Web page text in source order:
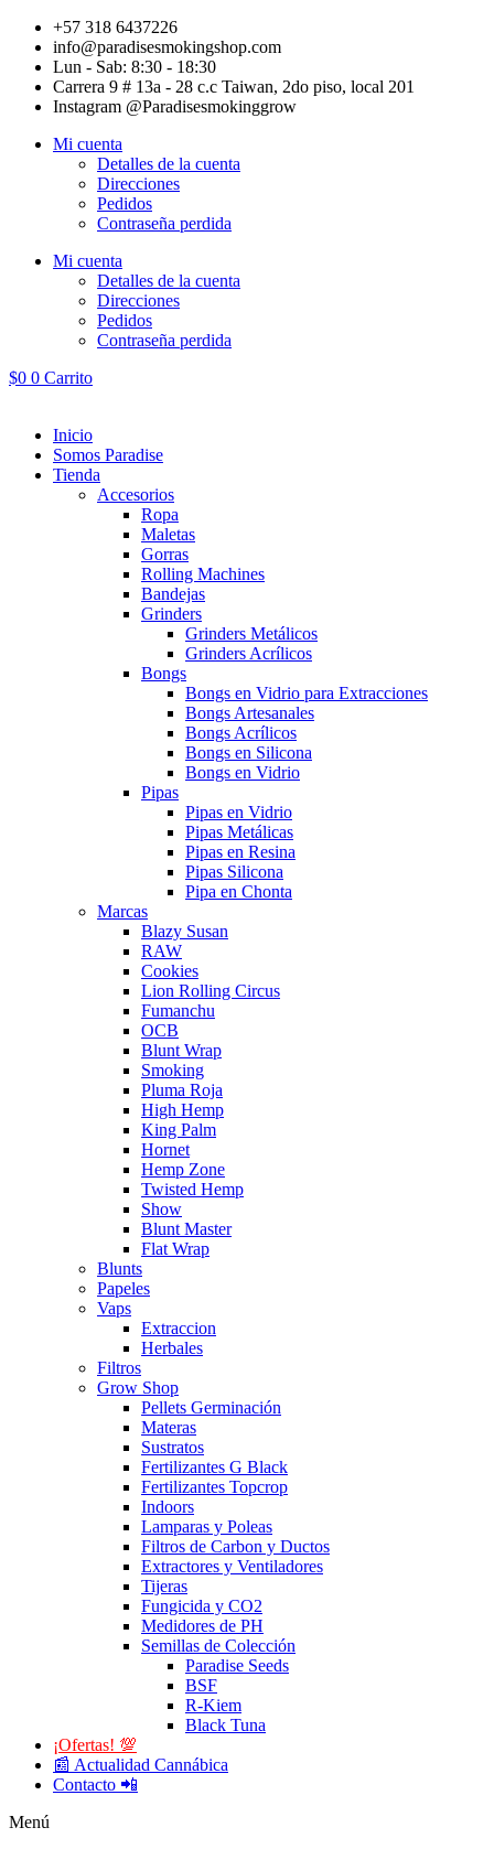
contenido
+57 318 6437226
info@paradisesmokingshop.com
Lun - Sab: 8:30 - 18:30
Carrera 9 # 13a - 28 c.c Taiwan, 2do piso, local 201
Instagram @Paradisesmokinggrow
Mi cuenta
Detalles de la cuenta
Direcciones
Pedidos
Contraseña perdida
Mi cuenta
Detalles de la cuenta
Direcciones
Pedidos
Contraseña perdida
$0 0 Carrito
Inicio
Somos Paradise
Tienda
Accesorios
Ropa
Maletas
Gorras
Rolling Machines
Bandejas
Grinders
Grinders Metálicos
Grinders Acrílicos
Bongs
Bongs en Vidrio para Extracciones
Bongs Artesanales
Bongs Acrílicos
Bongs en Silicona
Bongs en Vidrio
Pipas
Pipas en Vidrio
Pipas Metálicas
Pipas en Resina
Pipas Silicona
Pipa en Chonta
Marcas
Blazy Susan
RAW
Cookies
Lion Rolling Circus
Fumanchu
OCB
Blunt Wrap
Smoking
Pluma Roja
High Hemp
King Palm
Hornet
Hemp Zone
Twisted Hemp
Show
Blunt Master
Flat Wrap
Blunts
Papeles
Vaps
Extraccion
Herbales
Filtros
Grow Shop
Pellets Germinación
Materas
Sustratos
Fertilizantes G Black
Fertilizantes Topcrop
Indoors
Lamparas y Poleas
Filtros de Carbon y Ductos
Extractores y Ventiladores
Tijeras
Fungicida y CO2
Medidores de PH
Semillas de Colección
Paradise Seeds
BSF
R-Kiem
Black Tuna
¡Ofertas! 💯
📰 Actualidad Cannábica
Contacto 📲
Menú